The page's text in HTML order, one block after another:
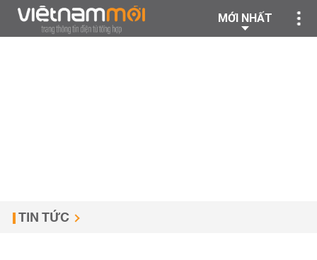
MỚI NHẤT
TIN TỨC